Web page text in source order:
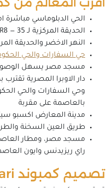
الحي الدبلوماسي مباشرة
الحديقة المركزية لـ R8 — 35 فدانا على مقربة
النهر الاخضر والحديقة
حي السفارات والحي
مسجد مصر يسهل الوصول
دار الاوبرا المصرية تقترب
وحي السفارات والحي
بالعاصمة على مقربة
مدينة المعارض اكسبو سيتي
طريق العين السخنة والطريق
مسجد مصر، ومطار
راي ريزيدنس وايون العاصمة
تصميم كمبوند Qamari